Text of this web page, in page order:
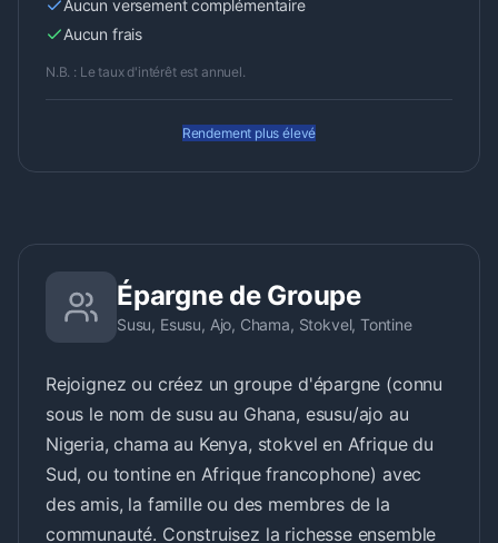
Aucun versement complémentaire
Aucun frais
N.B. : Le taux d'intérêt est annuel.
Rendement plus élevé
Épargne de Groupe
Susu, Esusu, Ajo, Chama, Stokvel, Tontine
Rejoignez ou créez un groupe d'épargne (connu
sous le nom de susu au Ghana, esusu/ajo au
Nigeria, chama au Kenya, stokvel en Afrique du
Sud, ou tontine en Afrique francophone) avec
des amis, la famille ou des membres de la
communauté. Construisez la richesse ensemble